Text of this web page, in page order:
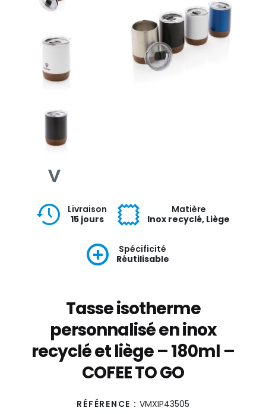
Livraison
15 jours
Matière
Inox recyclé, Liège
Spécificité
Réutilisable
Tasse isotherme
personnalisé en inox
recyclé et liège – 180ml –
COFEE TO GO
RÉFÉRENCE : VMXIP43505